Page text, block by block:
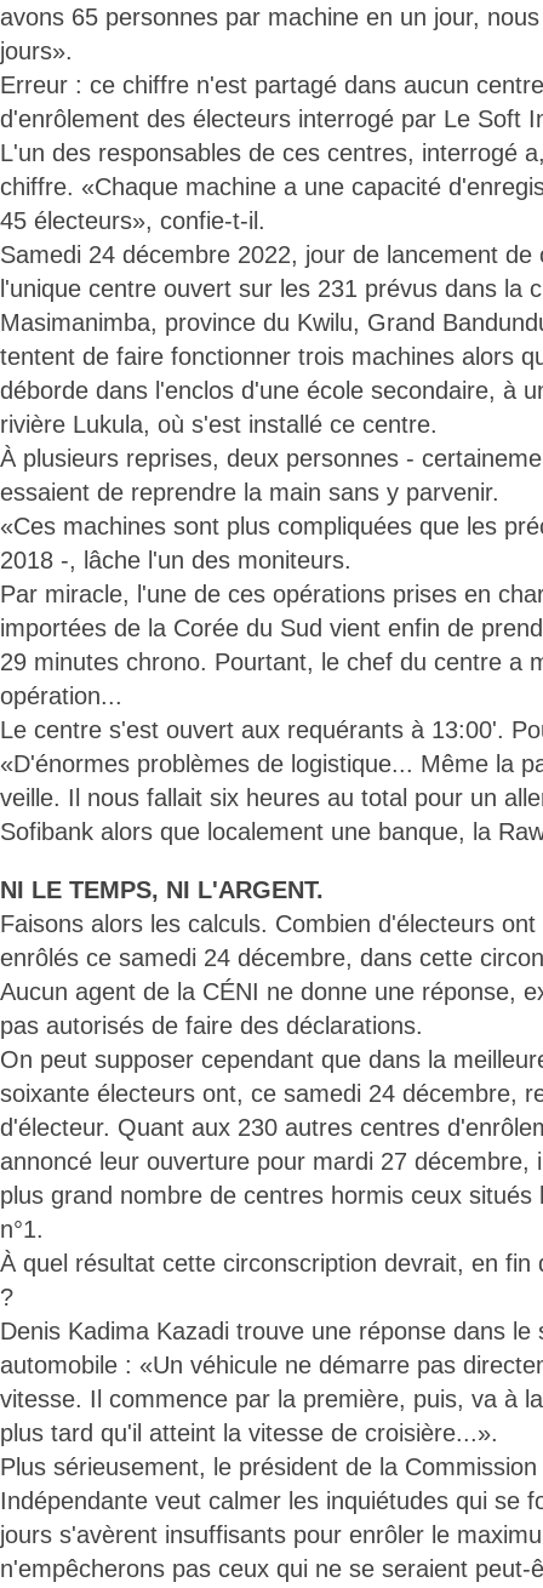
avons 65 personnes par machine en un jour,
jours».
Erreur : ce chiffre n'est partagé dans aucun
d'enrôlement des électeurs interrogé par Le Soft
L'un des responsables de ces centres, interrogé
chiffre. «Chaque machine a une capacité
45 électeurs», confie-t-il.
Samedi 24 décembre 2022, jour de lancement
l'unique centre ouvert sur les 231 prévus dans la
Masimanimba, province du Kwilu, Grand
tentent de faire fonctionner trois machines alors
déborde dans l'enclos d'une école secondaire, à
rivière Lukula, où s'est installé ce centre.
À plusieurs reprises, deux personnes -
essaient de reprendre la main sans y parvenir.
«Ces machines sont plus compliquées que les
2018 -, lâche l'un des moniteurs.
Par miracle, l'une de ces opérations prises en
importées de la Corée du Sud vient enfin de
29 minutes chrono. Pourtant, le chef du centre a
opération...
Le centre s'est ouvert aux requérants à 13:00'.
«D'énormes problèmes de logistique... Même la
veille. Il nous fallait six heures au total pour un
Sofibank alors que localement une banque, la
NI LE TEMPS, NI L'ARGENT.
Faisons alors les calculs. Combien d'électeurs
enrôlés ce samedi 24 décembre, dans cette
Aucun agent de la CÉNI ne donne une réponse,
pas autorisés de faire des déclarations.
On peut supposer cependant que dans la
soixante électeurs ont, ce samedi 24 décembre,
d'électeur. Quant aux 230 autres centres
annoncé leur ouverture pour mardi 27 décembre,
plus grand nombre de centres hormis ceux situés
n°1.
À quel résultat cette circonscription devrait, en fin
?
Denis Kadima Kazadi trouve une réponse dans le
automobile : «Un véhicule ne démarre pas
vitesse. Il commence par la première, puis, va à
plus tard qu'il atteint la vitesse de croisière...».
Plus sérieusement, le président de la
Indépendante veut calmer les inquiétudes qui se
jours s'avèrent insuffisants pour enrôler le
n'empêcherons pas ceux qui ne se seraient peut-